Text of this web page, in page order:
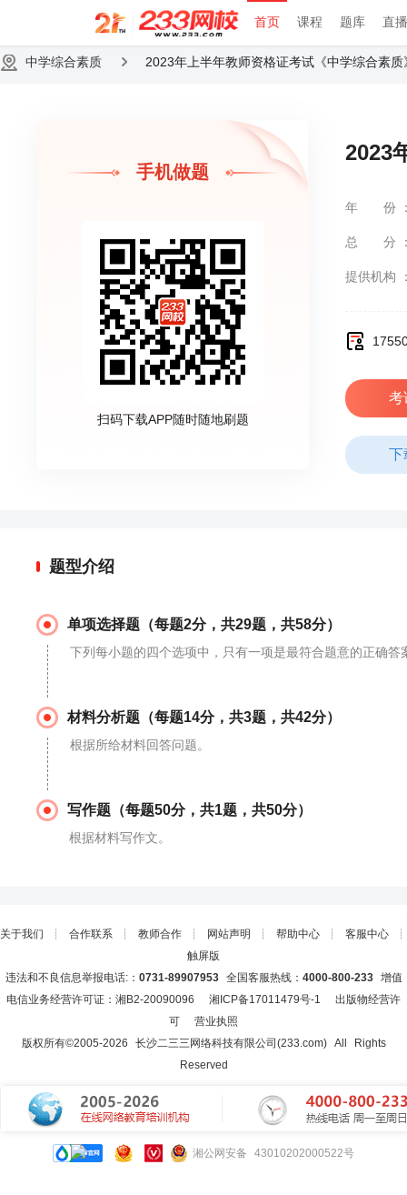
首页 课程 题库 直
中学综合素质 2023年上半年教师资格证考试《中学综合素
手机做题
扫码下载APP随时随地刷题
2023
年份
总分
提供机构
考
下
题型介绍
单项选择题（每题2分，共29题，共58分）
下列每小题的四个选项中，只有一项是最符合题意的正确
材料分析题（每题14分，共3题，共42分）
根据所给材料回答问题。
写作题（每题50分，共1题，共50分）
根据材料写作文。
关于我们 ┊ 合作联系 ┊ 教师合作 ┊ 网站声明 ┊ 帮助中心 ┊ 客服中心 ┊
触屏版
违法和不良信息举报电话:： 0731-89907953全国客服热线： 4000-800-233增值
电信业务经营许可证：湘B2-20090096 湘ICP备17011479号-1
出版物经营许
可
营业执照
版权所有©2005-2026 长沙二三三网络科技有限公司(233.com)All Rights
Reserved
湘公网安备 43010202000522号